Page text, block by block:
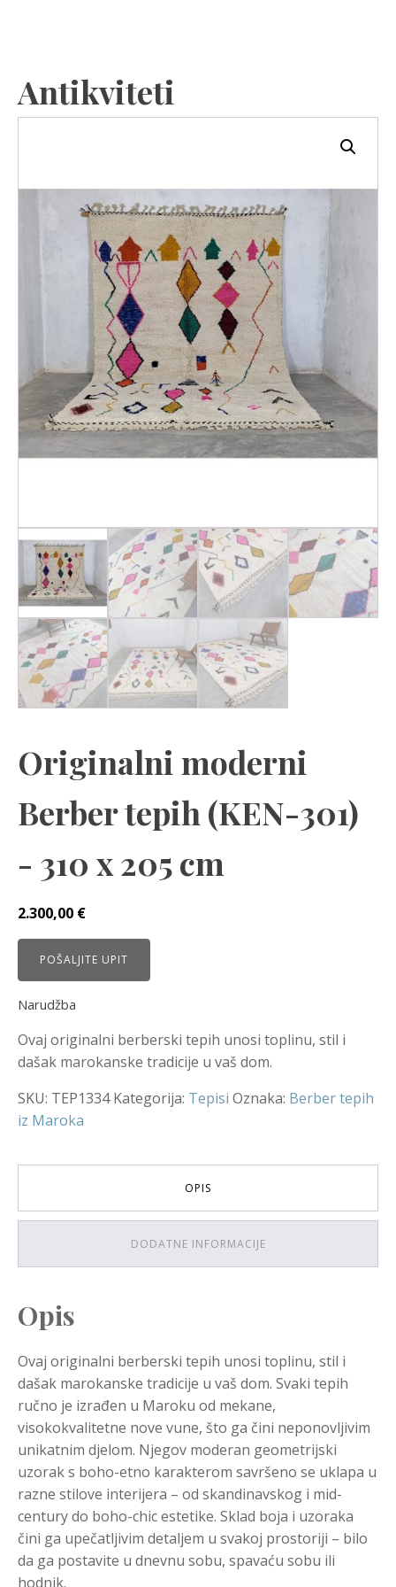
Antikviteti
Originalni moderni
Berber tepih (KEN-301)
- 310 x 205 cm
2.300,00 €
POŠALJITE UPIT
Narudžba
Ovaj originalni berberski tepih unosi toplinu, stil i
dašak marokanske tradicije u vaš dom.
SKU: TEP1334 Kategorija: Tepisi Oznaka: Berber tepih
iz Maroka
OPIS
DODATNE INFORMACIJE
Opis
Ovaj originalni berberski tepih unosi toplinu, stil i
dašak marokanske tradicije u vaš dom. Svaki tepih
ručno je izrađen u Maroku od mekane,
visokokvalitetne nove vune, što ga čini neponovljivim
unikatnim djelom. Njegov moderan geometrijski
uzorak s boho-etno karakterom savršeno se uklapa u
razne stilove interijera – od skandinavskog i mid-
century do boho-chic estetike. Sklad boja i uzoraka
čini ga upečatljivim detaljem u svakoj prostoriji – bilo
da ga postavite u dnevnu sobu, spavaću sobu ili
hodnik.